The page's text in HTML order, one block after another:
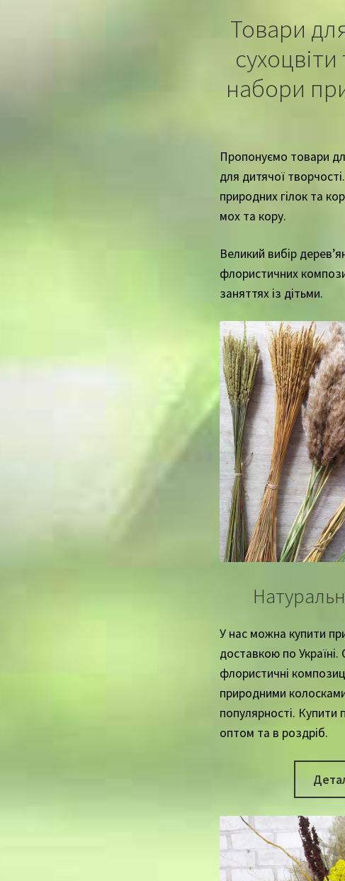
Товари
набори
Пропонуємо товари
для дитячої
природних гілок та
мох та кору.
Великий вибір
флористичних
заняттях із дітьми.
У нас можна купити
доставкою по Україні.
флористичні
природними
популярності. Купити
оптом та в роздріб.